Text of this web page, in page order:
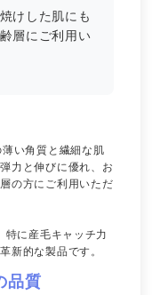
けした肌にも
層にご利用い
い角質と繊細な肌
力と伸びに優れ、お
の方にご利用いただ
に産毛キャッチ力
新的な製品です。
品質